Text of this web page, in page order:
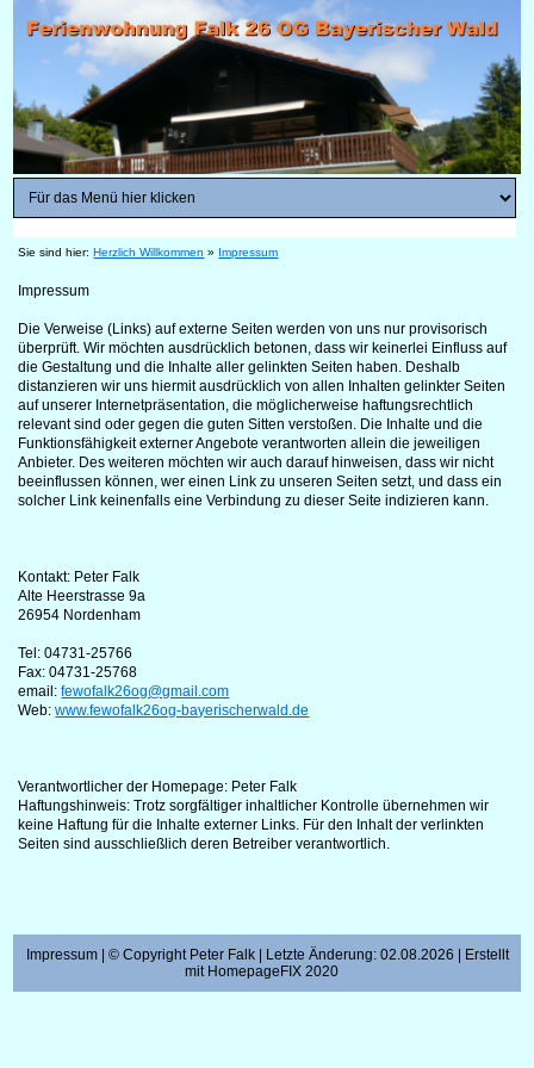
Sie sind hier:Herzlich Willkommen » Impressum
Impressum
Die Verweise (Links) auf externe Seiten werden von uns nur provisorisch
überprüft. Wir möchten ausdrücklich betonen, dass wir keinerlei Einfluss auf
die Gestaltung und die Inhalte aller gelinkten Seiten haben. Deshalb
distanzieren wir uns hiermit ausdrücklich von allen Inhalten gelinkter Seiten
auf unserer Internetpräsentation, die möglicherweise haftungsrechtlich
relevant sind oder gegen die guten Sitten verstoßen. Die Inhalte und die
Funktionsfähigkeit externer Angebote verantworten allein die jeweiligen
Anbieter. Des weiteren möchten wir auch darauf hinweisen, dass wir nicht
beeinflussen können, wer einen Link zu unseren Seiten setzt, und dass ein
solcher Link keinenfalls eine Verbindung zu dieser Seite indizieren kann.
Kontakt: Peter Falk
Alte Heerstrasse 9a
26954 Nordenham
Tel: 04731-25766
Fax: 04731-25768
email:fewofalk26og@gmail.com
Web:www.fewofalk26og-bayerischerwald.de
Verantwortlicher der Homepage: Peter Falk
Haftungshinweis: Trotz sorgfältiger inhaltlicher Kontrolle übernehmen wir
keine Haftung für die Inhalte externer Links. Für den Inhalt der verlinkten
Seiten sind ausschließlich deren Betreiber verantwortlich.
Impressum| © Copyright Peter Falk | Letzte Änderung: 02.08.2026 | Erstellt
mit HomepageFIX 2020